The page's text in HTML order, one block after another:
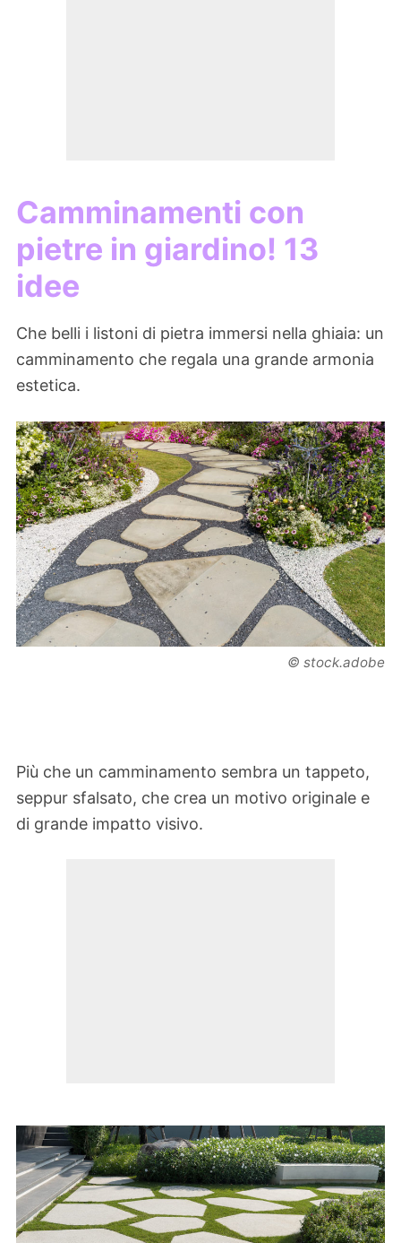
Camminamenti con
pietre in giardino! 13
idee
Che belli i listoni di pietra immersi nella ghiaia: un
camminamento che regala una grande armonia
estetica.
© stock.adobe
Più che un camminamento sembra un tappeto,
seppur sfalsato, che crea un motivo originale e
di grande impatto visivo.